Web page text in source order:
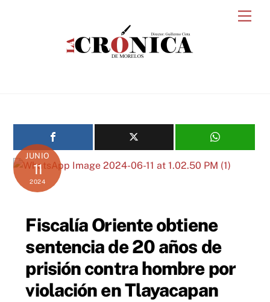
JUNIO
11
2024
Fiscalía Oriente obtiene
sentencia de 20 años de
prisión contra hombre por
violación en Tlayacapan